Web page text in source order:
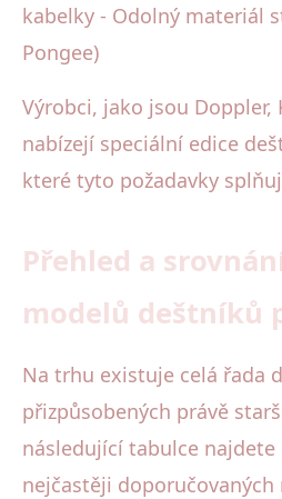
kabelky - Odolný materiál
Pongee)
Výrobci, jako jsou Doppler,
nabízejí speciální edice
které tyto požadavky
Přehled a
modelů deštníků
Na trhu existuje celá řada
přizpůsobených právě
následující tabulce
nejčastěji